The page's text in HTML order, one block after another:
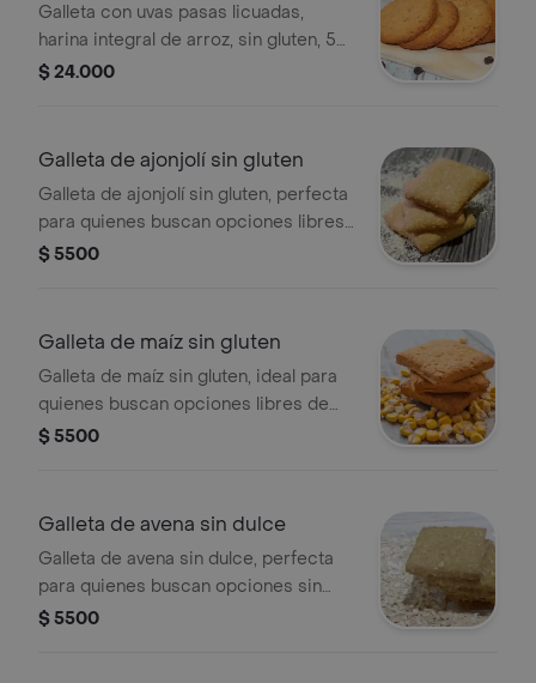
Galleta con uvas pasas licuadas,
harina integral de arroz, sin gluten, 5
unidades.
$ 24.000
Galleta de ajonjolí sin gluten
Galleta de ajonjolí sin gluten, perfecta
para quienes buscan opciones libres
de gluten. Decorada con semillas de
$ 5500
Galleta de maíz sin gluten
Galleta de maíz sin gluten, ideal para
quienes buscan opciones libres de
gluten.
$ 5500
Galleta de avena sin dulce
Galleta de avena sin dulce, perfecta
para quienes buscan opciones sin
azúcar. Elaborada con avena visible en
$ 5500